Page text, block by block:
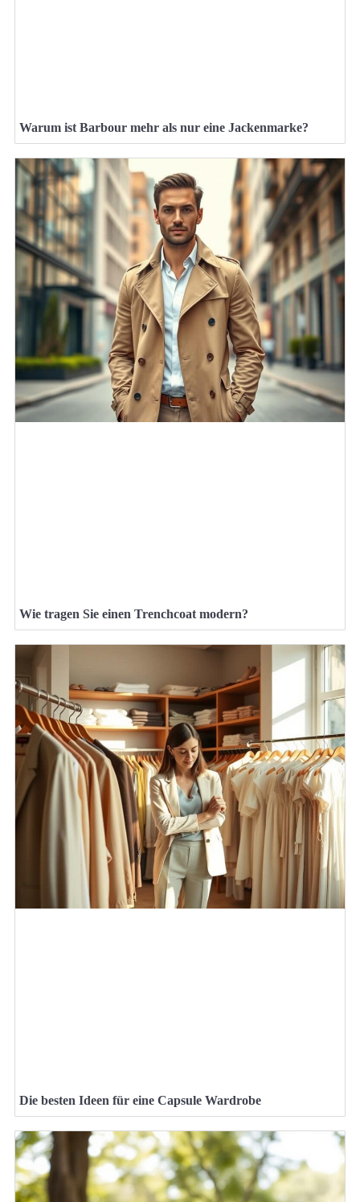
Warum ist Barbour mehr als nur eine Jackenmarke?
Wie tragen Sie einen Trenchcoat modern?
Die besten Ideen für eine Capsule Wardrobe